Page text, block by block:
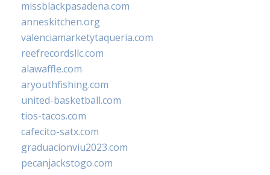
missblackpasadena.com
anneskitchen.org
valenciamarketytaqueria.com
reefrecordsllc.com
alawaffle.com
aryouthfishing.com
united-basketball.com
tios-tacos.com
cafecito-satx.com
graduacionviu2023.com
pecanjackstogo.com